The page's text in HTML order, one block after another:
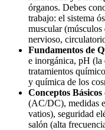
órganos. Debes
trabajo: el sistema
muscular (músculos
nervioso,
Fundamentos de
e inorgánica, pH (la
tratamientos
y química de los
Conceptos
(AC/DC), medidas
vatios), seguridad
salón (alta